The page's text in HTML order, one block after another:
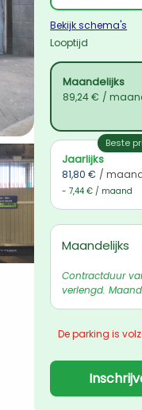
Bekijk schema's
Looptijd
Maandelijks
89,24 € /
Beste
Jaarlijks
81,80 € /
- 7,44 € / maand
Maandelijks
Contractduur
verlengd.
De parking is